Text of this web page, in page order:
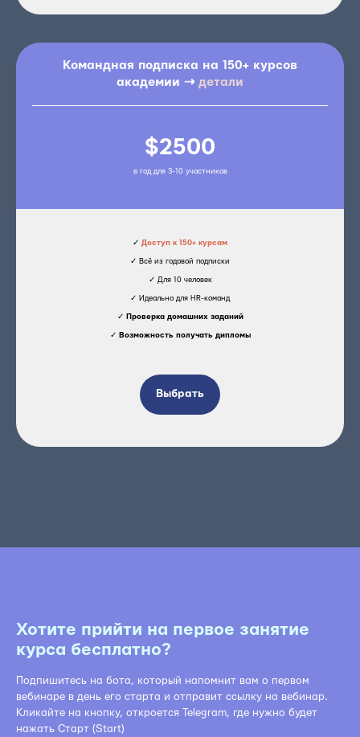
Командная подписка на 150+ курсов
академии ⇢ детали
$2500
в год для 3-10 участников
✓ Доступ к 150+ курсам
✓ Всё из годовой подписки
✓ Для 10 человек
✓ Идеально для HR-команд
✓ Проверка домашних заданий
✓ Возможность получать дипломы
Выбрать
Хотите прийти на первое занятие
курса бесплатно?
Подпишитесь на бота, который напомнит вам о первом
вебинаре в день его старта и отправит ссылку на вебинар.
Кликайте на кнопку, откроется Telegram, где нужно будет
нажать Старт (Start)